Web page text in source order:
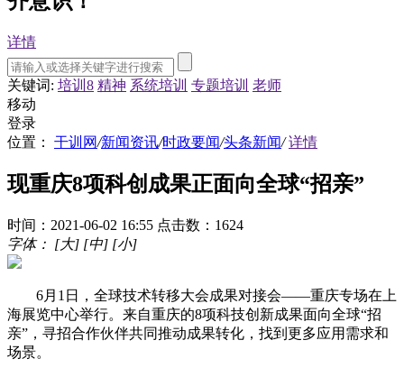
详情
关键词: 培训8 精神 系统培训 专题培训 老师
移动
登录
位置：
干训网/新闻资讯/时政要闻/头条新闻/ 详情
现重庆8项科创成果正面向全球“招亲”
时间：2021-06-02 16:55 点击数：1624
字体： [大] [中] [小]
6月1日，全球技术转移大会成果对接会——重庆专场在上
海展览中心举行。来自重庆的8项科技创新成果面向全球“招
亲”，寻招合作伙伴共同推动成果转化，找到更多应用需求和
场景。